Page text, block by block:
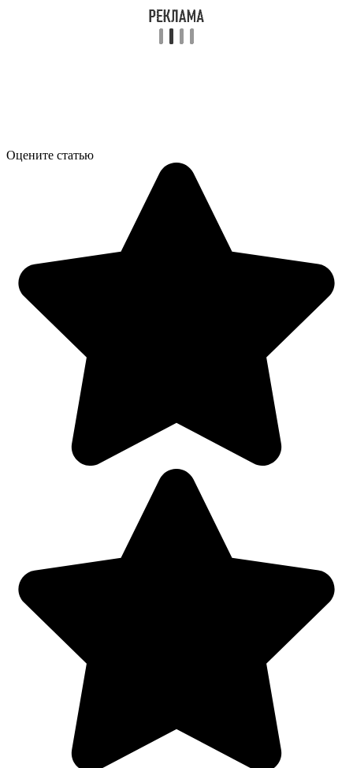
Оцените статью